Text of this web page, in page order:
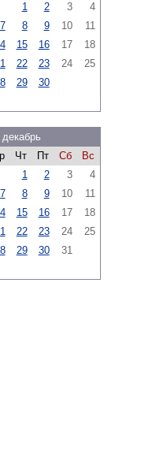
1
2 3
4
7 8 9 10
11
15 16 17
18
22 23 24
25
29 30
декабрь
Чт Пт Сб
Вс
1
2 3
4
7 8 9 10
11
15 16 17
18
22 23 24
25
29 30 31